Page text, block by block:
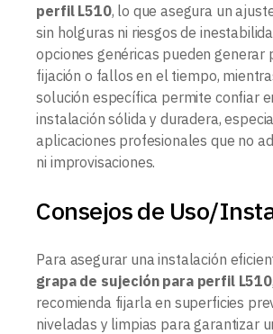
perfil L510, lo que asegura un
sin holguras ni riesgos de
opciones genéricas pueden generar
fijación o fallos en el tiempo,
solución específica permite confiar
instalación sólida y duradera,
aplicaciones profesionales que no
ni improvisaciones.
Consejos de Uso/
Para asegurar una instalación
grapa de sujeción para perfil L510
recomienda fijarla en superficies
niveladas y limpias para garantizar